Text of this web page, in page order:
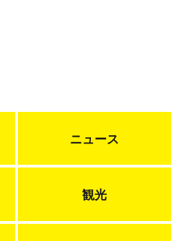
ニュース
観光